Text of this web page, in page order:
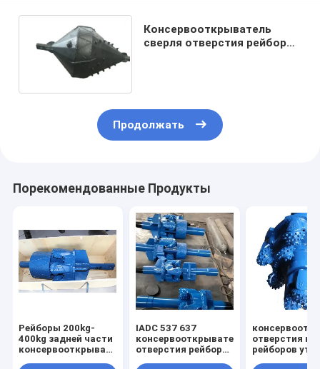
Консервооткрыватель
сверля отверстия рейборов
Продолжать
Порекомендованные Продукты
Рейборы 200kg-
400kg задней части
консервооткрывателя
IADC 537 637
консервооткрыватель
отверстия рейбора
отверстия
рейборов